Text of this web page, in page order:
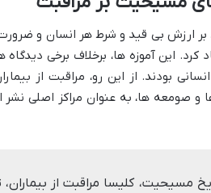
ارزش بی قید و شرط هر انسان و
کرد. این آموزه ها، برخلاف برخی
بودند. از این رو، مراقبت از
و صومعه ها، به عنوان مراکز اصلی
مسیحیت، کلیسا مراقبت از